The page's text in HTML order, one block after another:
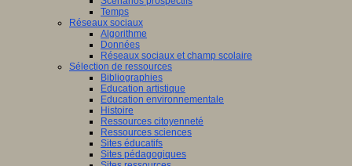
Temps
Réseaux sociaux
Algorithme
Données
Réseaux sociaux et champ scolaire
Sélection de ressources
Bibliographies
Education artistique
Education environnementale
Histoire
Ressources citoyenneté
Ressources sciences
Sites éducatifs
Sites pédagogiques